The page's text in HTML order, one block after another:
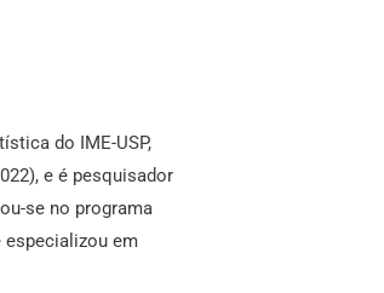
do IME-USP,
e é pesquisador
se no programa
especializou em